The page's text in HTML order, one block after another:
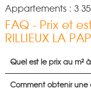
Appartements : 3
FAQ - Prix et
RILLIEUX LA
Quel est le prix au m² à
Comment obtenir une